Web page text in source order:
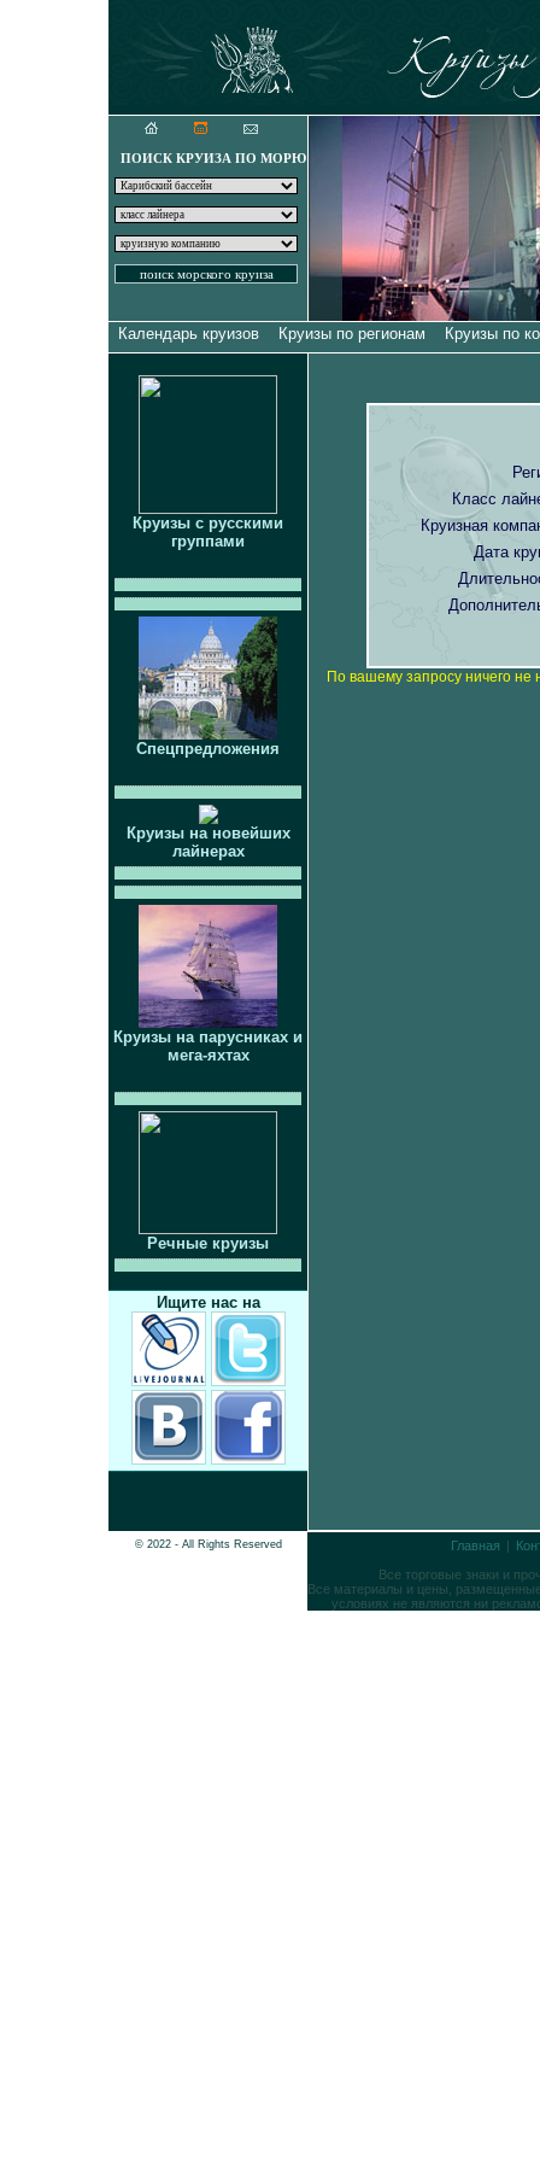
Круизы для
ПОИСК КРУИЗА ПО МОРЮ
Календарь круизов Круизы по регионам Круизы по
Круизы с русскими
группами
Спецпредложения
Круизы на новейших
лайнерах
Круизы на парусниках и
мега-яхтах
Речные круизы
Ищите нас на
Класс
Круизная
Дата
По вашему запросу ничего не
© 2022 - All Rights Reserved Главная |
Все торговые знаки и
Все материалы и цены,
условиях не являются ни